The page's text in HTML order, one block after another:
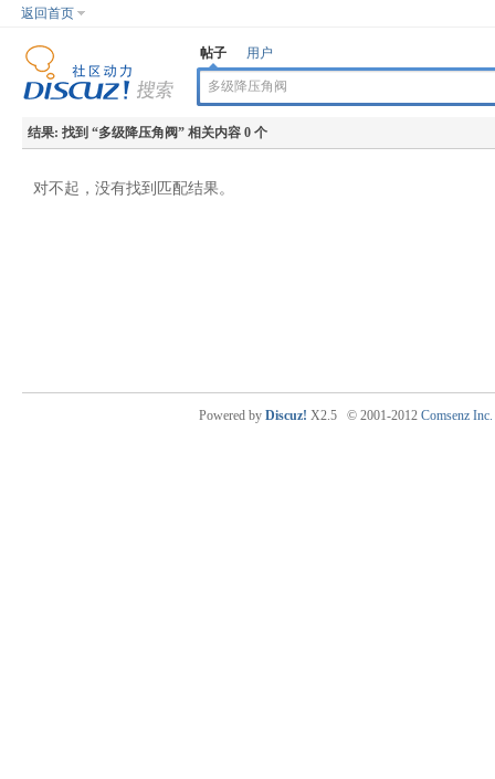
返回首页
帖子 用户
结果: 找到 “多级降压角阀” 相关内容 0 个
对不起，没有找到匹配结果。
Powered by Discuz! X2.5 © 2001-2012 Comsenz Inc.